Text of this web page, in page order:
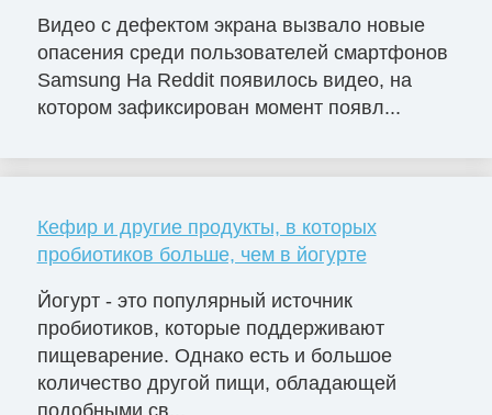
Видео с дефектом экрана вызвало новые
опасения среди пользователей смартфонов
Samsung На Reddit появилось видео, на
котором зафиксирован момент появл...
Кефир и другие продукты, в которых
пробиотиков больше, чем в йогурте
Йогурт - это популярный источник
пробиотиков, которые поддерживают
пищеварение. Однако есть и большое
количество другой пищи, обладающей
подобными св...